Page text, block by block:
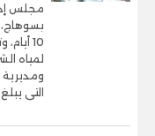
مجلس
10
لمياه
التى يبلغ عددها 255